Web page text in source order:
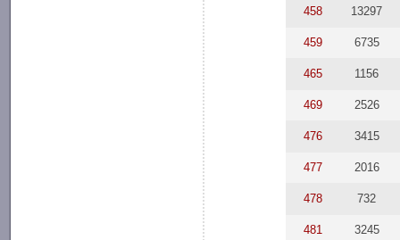
458 13297
459 6735
465 1156
469 2526
476 3415
477 2016
478 732
481 3245